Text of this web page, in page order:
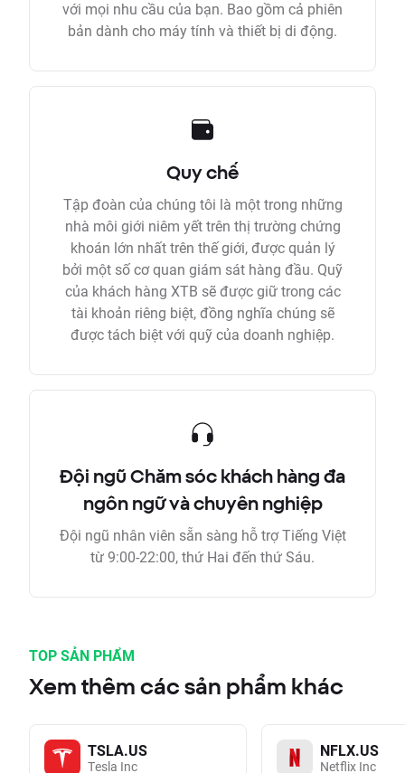
với mọi nhu cầu của bạn. Bao gồm cả phiên
bản dành cho máy tính và thiết bị di động.
Quy chế
Tập đoàn của chúng tôi là một trong những
nhà môi giới niêm yết trên thị trường chứng
khoán lớn nhất trên thế giới, được quản lý
bởi một số cơ quan giám sát hàng đầu. Quỹ
của khách hàng XTB sẽ được giữ trong các
tài khoản riêng biệt, đồng nghĩa chúng sẽ
được tách biệt với quỹ của doanh nghiệp.
Đội ngũ Chăm sóc khách hàng đa
ngôn ngữ và chuyên nghiệp
Đội ngũ nhân viên sẵn sàng hỗ trợ Tiếng Việt
từ 9:00-22:00, thứ Hai đến thứ Sáu.
TOP SẢN PHẨM
Xem thêm các sản phẩm khác
TSLA.US
Tesla Inc
NFLX.US
Netflix Inc